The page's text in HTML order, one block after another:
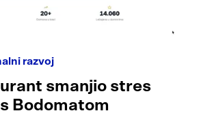
razvoj
smanjio stres
Bodomatom